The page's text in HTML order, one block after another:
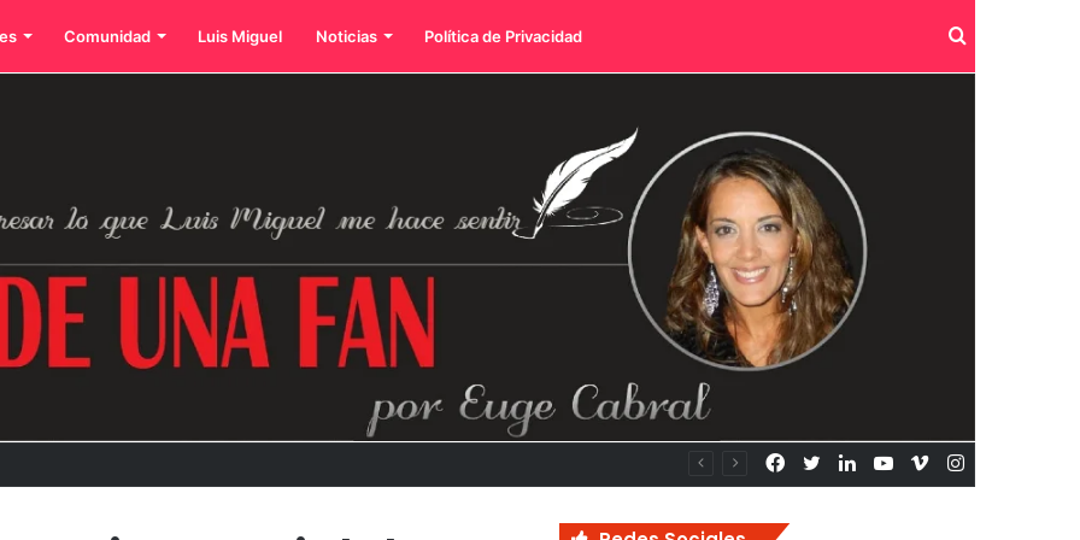
Comunidad Luis Miguel Noticias Política de Privacidad Buscar
Instagram
Vimeo
YouTube
LinkedIn
Twitter
Facebook